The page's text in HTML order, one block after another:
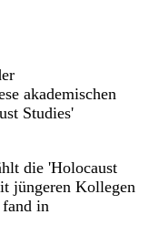
akademischen
Studies'
die 'Holocaust
jüngeren Kollegen
in